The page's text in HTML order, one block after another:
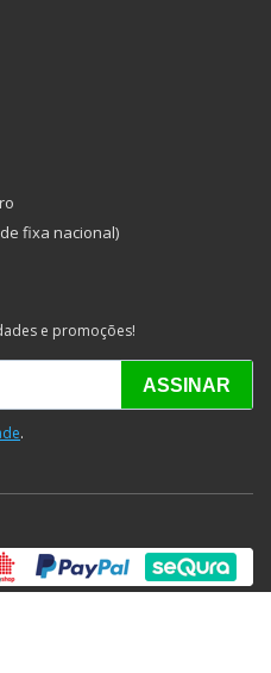
fixa nacional)
e promoções!